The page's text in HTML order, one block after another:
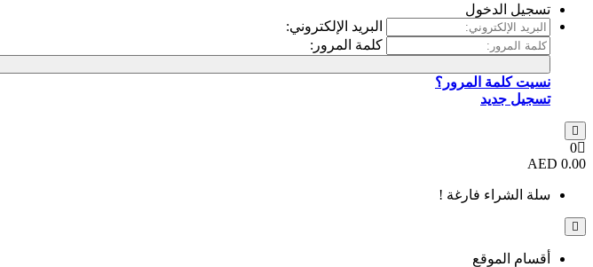
تسجيل الدخول
البريد الإلكتروني:
كلمة المرور:
نسيت كلمة المرور؟
تسجيل جديد
0
0.00 AED
سلة الشراء فارغة !
أقسام الموقع